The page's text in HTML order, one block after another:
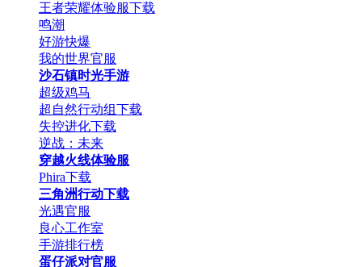
王者荣耀体验服下载
鸣潮
好游快爆
我的世界官服
沙石镇时光手游
超级鸡马
超自然行动组下载
失控进化下载
逆战：未来
穿越火线体验服
Phira下载
三角洲行动下载
光遇官服
良心工作室
手游排行榜
蛋仔派对官服